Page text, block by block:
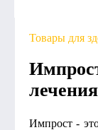
Товары для
Импрост -